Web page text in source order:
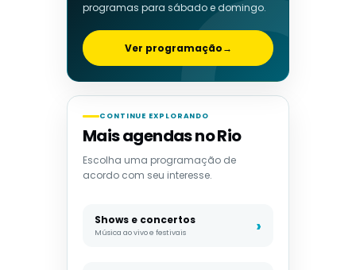
programas para sábado e domingo.
Ver programação→
CONTINUE EXPLORANDO
Mais agendas no Rio
Escolha uma programação de
acordo com seu interesse.
Shows e concertos
Música ao vivo e festivais